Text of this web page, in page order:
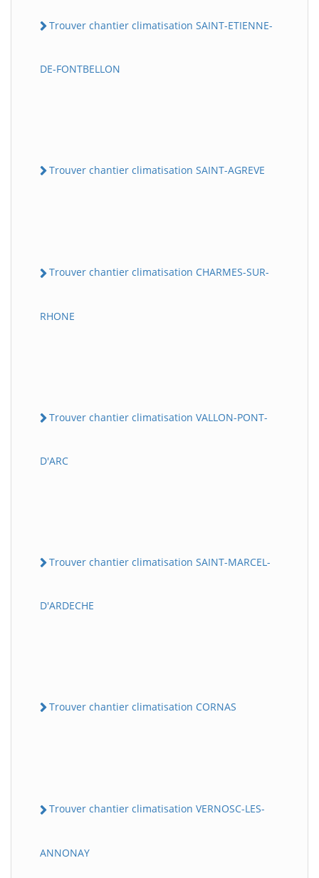
Trouver chantier climatisation SAINT-ETIENNE-
DE-FONTBELLON
Trouver chantier climatisation SAINT-AGREVE
Trouver chantier climatisation CHARMES-SUR-
RHONE
Trouver chantier climatisation VALLON-PONT-
D'ARC
Trouver chantier climatisation SAINT-MARCEL-
D'ARDECHE
Trouver chantier climatisation CORNAS
Trouver chantier climatisation VERNOSC-LES-
ANNONAY